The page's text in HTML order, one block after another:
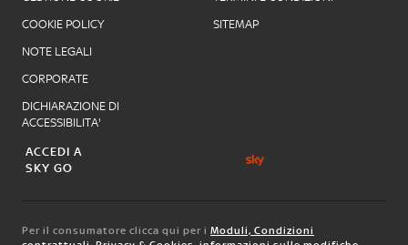
COOKIE POLICY
NOTE LEGALI
CORPORATE
DICHIARAZIONE DI
ACCESSIBILITA'
SITEMAP
ACCEDI A
SKY GO
Per il consumatore clicca qui per i Moduli, Condizioni